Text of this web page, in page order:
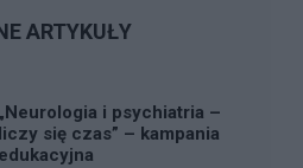
ARTYKUŁY
„Neurologia i psychiatria –
liczy się czas” – kampania
edukacyjna